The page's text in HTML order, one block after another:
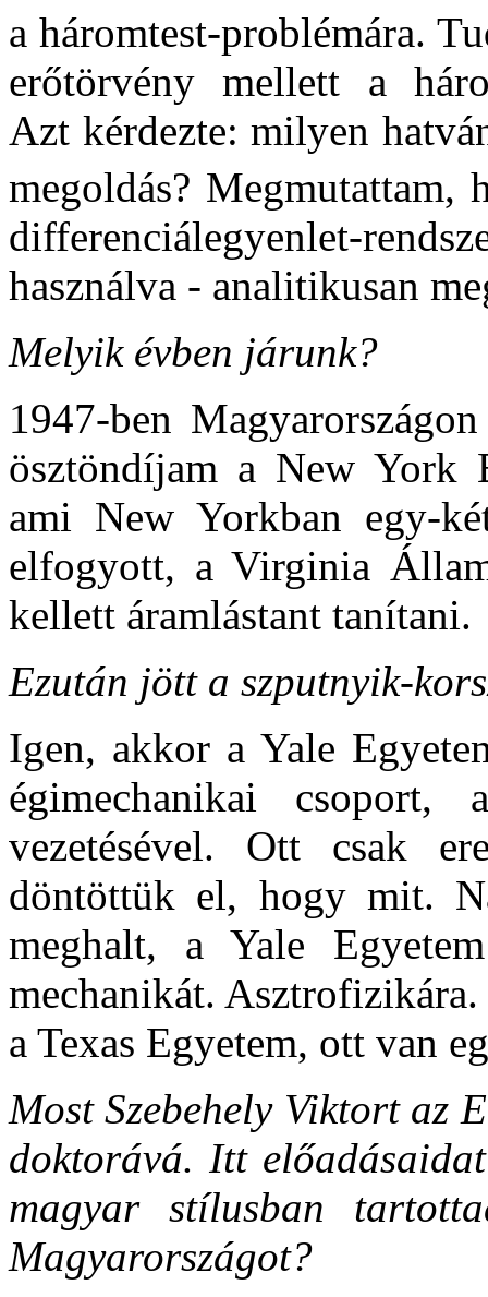
a háromtest-problémára.
erőtörvény mellett a
Azt kérdezte: milyen
megoldás? Megmutattam,
differenciálegyenlet-
használva - analitikusan
Melyik évben járunk?
1947-ben
ösztöndíjam a New York
ami New Yorkban egy-
elfogyott, a Virginia
kellett áramlástant tanítani.
Ezután jött a szputnyik-
Igen, akkor a Yale
égimechanikai csoport,
vezetésével. Ott csak
döntöttük el, hogy mit.
meghalt, a Yale
mechanikát.
a Texas Egyetem, ott van
Most Szebehely Viktort az
doktorává. Itt
magyar stílusban
Magyarországot?